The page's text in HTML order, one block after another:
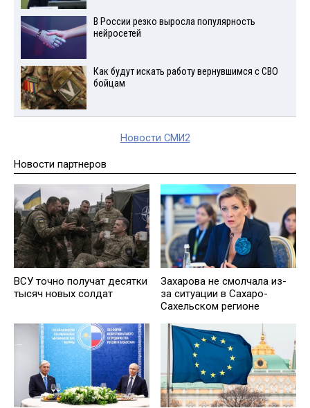
В России резко выросла популярность
нейросетей
Как будут искать работу вернувшимся с СВО
бойцам
Новости СМИ2
Новости партнеров
ВСУ точно получат десятки
тысяч новых солдат
Захарова не смолчала из-
за ситуации в Сахаро-
Сахельском регионе